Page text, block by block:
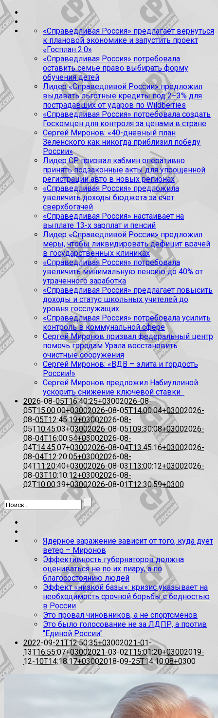
«Справедливая Россия» предлагает вернуться
к плановой экономике и запустить проект
«Госплан 2.0»
«Справедливая Россия» потребовала
оставить семье право выбирать форму
обучения детей
Лидер «Справедливой России» предложил
выдавать льготные кредиты под 2–3% для
пострадавших от ударов по Wildberries
«Справедливая Россия» потребовала создать
Госкомцен для контроля за ценами в стране
Сергей Миронов: «40-дневный план
Зеленского как никогда приблизил победу
России»
Лидер СР призвал кабмин оперативно
принять подзаконные акты для упрощенной
регистрации авто в новых регионах
«Справедливая Россия» предложила
увеличить доходы бюджета за счет
сверхбогачей
«Справедливая Россия» настаивает на
выплате 13-х зарплат и пенсий
Лидер «Справедливой России» предложил
меры, чтобы ликвидировать дефицит врачей
в государственных клиниках
«Справедливая Россия» потребовала
увеличить минимальную пенсию до 40% от
утраченного заработка
«Справедливая Россия» предлагает повысить
доходы и статус школьных учителей до
уровня госслужащих
«Справедливая Россия» потребовала усилить
контроль в коммунальной сфере
Сергей Миронов призвал федеральный центр
помочь городам Урала восстановить
очистные сооружения
Сергей Миронов: «ВДВ – элита и гордость
России!»
Сергей Миронов предложил Набиуллиной
ускорить снижение ключевой ставки
2026-08-05T16:40:25+03002026-08-
05T15:00:00+03002026-08-05T14:00:04+03002026-
08-05T12:45:19+03002026-08-
05T10:45:03+03002026-08-05T09:30:08+03002026-
08-04T16:00:54+03002026-08-
04T14:45:07+03002026-08-04T13:45:16+03002026-
08-04T12:20:05+03002026-08-
04T11:20:40+03002026-08-03T13:00:12+03002026-
08-03T10:10:12+03002026-08-
02T10:00:39+03002026-08-01T12:30:59+0300
Ядерное заражение зависит от того, куда дует
ветер – Миронов
Эффективность губернаторов должна
оцениваться не по их пиару, а по
благосостоянию людей
Эффект «низкой базы»: кризис указывает на
необходимость срочной борьбы с бедностью
в России
Это провал чиновников, а не спортсменов
Это было голосование не за ЛДПР, а против
"Единой России"
2022-09-21T12:50:35+03002021-01-
13T16:55:07+03002021-03-02T15:01:20+03002019-
12-10T14:18:17+03002018-09-25T14:10:08+0300